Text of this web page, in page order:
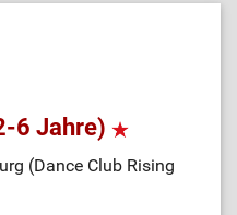
6 Jahre)
(Dance Club Rising